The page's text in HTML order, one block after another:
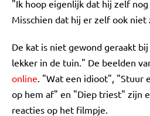
"Ik hoop eigenlijk dat hij zelf
Misschien dat hij er zelf ook
De kat is niet gewond geraakt
lekker in de tuin." De beelden
online. "Wat een idioot", "Stuur
op hem af" en "Diep triest" zijn
reacties op het filmpje.